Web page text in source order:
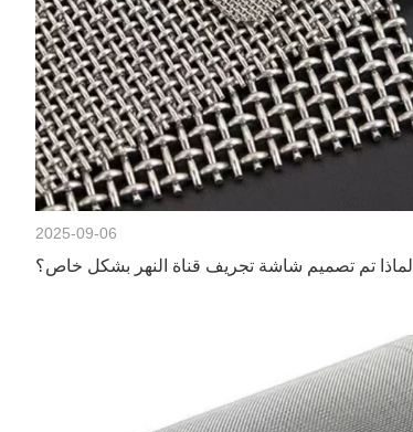
2025-09-06
لماذا تم تصميم شاشة تجريف قناة النهر بشكل خاص؟